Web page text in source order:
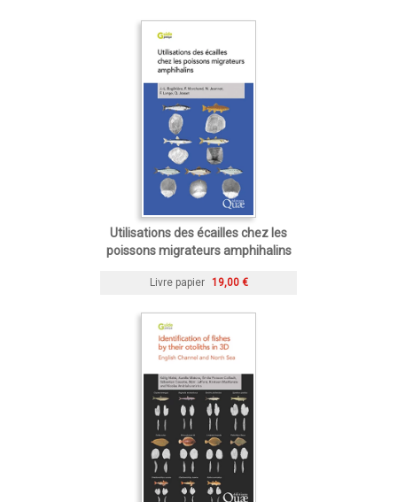
Utilisations des écailles chez les
poissons migrateurs amphihalins
Livre papier 19,00 €